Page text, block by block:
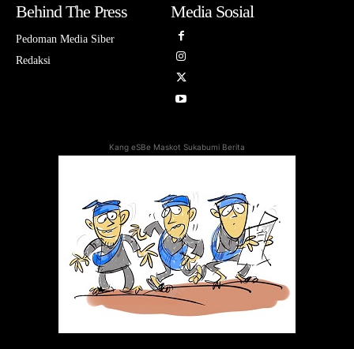
Behind The Press
Pedoman Media Siber
Redaksi
Media Sosial
Kang eSBe Maskot Sukabumi Berita